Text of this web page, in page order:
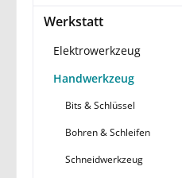
Werkstatt
Elektrowerkzeug
Handwerkzeug
Bits & Schlüssel
Bohren & Schleifen
Schneidwerkzeug